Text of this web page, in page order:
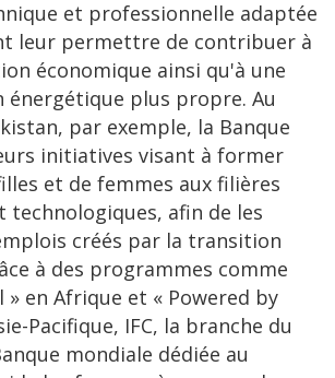
et professionnelle adaptée
leur permettre de contribuer à
économique ainsi qu'à une
énergétique plus propre. Au
par exemple, la Banque
initiatives visant à former
et de femmes aux filières
technologiques, afin de les
créés par la transition
à des programmes comme
» en Afrique et « Powered by
Pacifique, IFC, la branche du
mondiale dédiée au